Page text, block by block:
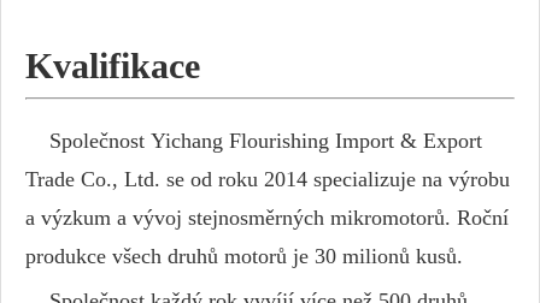
Kvalifikace
Společnost Yichang Flourishing Import & Export
Trade Co., Ltd. se od roku 2014 specializuje na výrobu
a výzkum a vývoj stejnosměrných mikromotorů. Roční
produkce všech druhů motorů je 30 milionů kusů.